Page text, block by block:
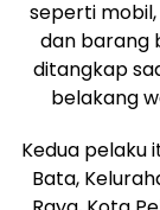
seperti
dan barang
ditangkap
belakang
Kedua pelaku
Bata,